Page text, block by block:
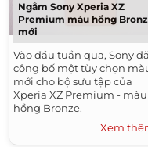
Ngắm Sony Xperia XZ
Premium màu hồng
mới
Vào đầu tuần qua, Sony đã
công bố một tùy chọn
mới cho bộ sưu tập của
Xperia XZ Premium - màu
hồng Bronze.
Xem